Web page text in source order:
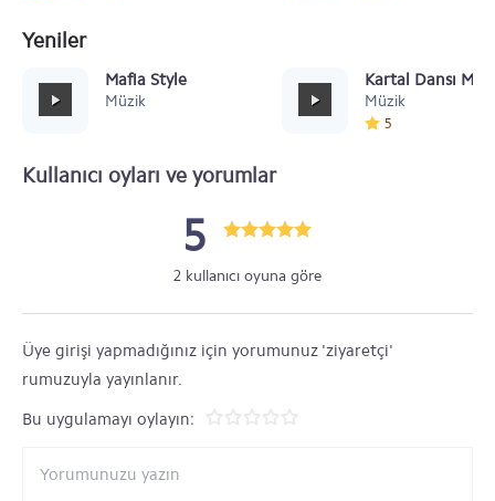
Yeniler
Mafia Style
Müzik
Kartal Dansı
Müzik
5
Kullanıcı oyları ve yorumlar
5
2 kullanıcı oyuna göre
Üye girişi yapmadığınız için yorumunuz 'ziyaretçi'
rumuzuyla yayınlanır.
Bu uygulamayı oylayın: